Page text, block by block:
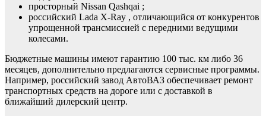
просторный Nissan Qashqai ;
российский Lada X-Ray , отличающийся от конкурентов
упрощенной трансмиссией с передними ведущими
колесами.
Бюджетные машины имеют гарантию 100 тыс. км либо 36
месяцев, дополнительно предлагаются сервисные программы.
Например, российский завод АвтоВАЗ обеспечивает ремонт
транспортных средств на дороге или с доставкой в
ближайший дилерский центр.